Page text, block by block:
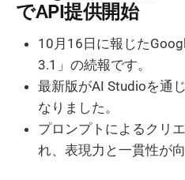
でAPI提供開始
10月16日に報じた
3.1」の続報です。
最新版がAI Studioを通
なりました。
プロンプトによるクリ
れ、表現力と一貫性が